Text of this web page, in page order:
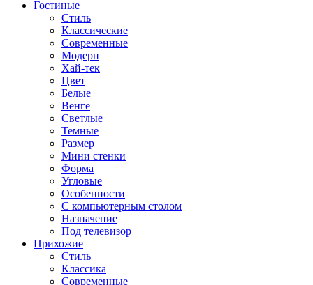
Гостиные
Стиль
Классические
Современные
Модерн
Хай-тек
Цвет
Белые
Венге
Светлые
Темные
Размер
Мини стенки
Форма
Угловые
Особенности
С компьютерным столом
Назначение
Под телевизор
Прихожие
Стиль
Классика
Современные